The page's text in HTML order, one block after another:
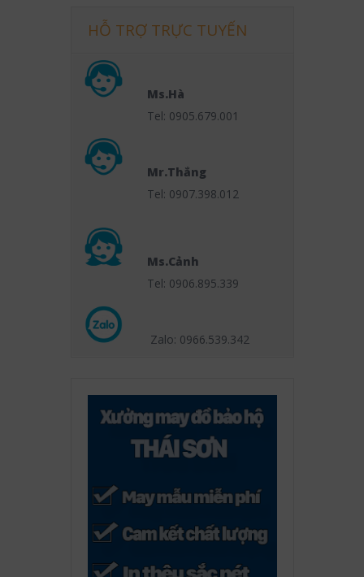
HỖ TRỢ TRỰC TUYẾN
Ms.Hà
Tel: 0905.679.001
Mr.Thắng
Tel: 0907.398.012
Ms.Cảnh
Tel: 0906.895.339
Zalo: 0966.539.342